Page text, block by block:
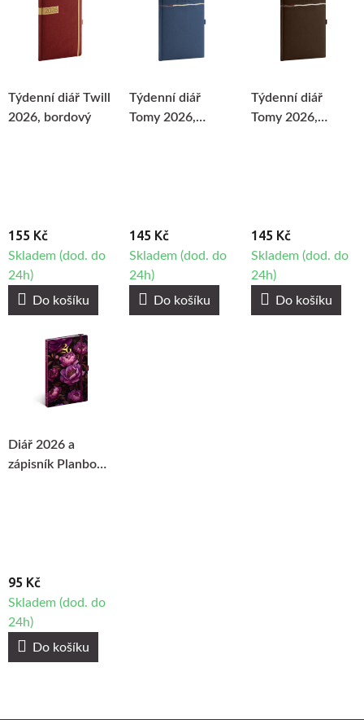
Týdenní diář Twill
2026, bordový
155 Kč
Skladem (dod. do
24h)
Do košíku
Týdenní diář
Tomy 2026,
145 Kč
Skladem (dod. do
24h)
Do košíku
Týdenní diář
Tomy 2026,
145 Kč
Skladem (dod. do
24h)
Do košíku
Diář 2026 a
zápisník Planbook
95 Kč
Skladem (dod. do
24h)
Do košíku